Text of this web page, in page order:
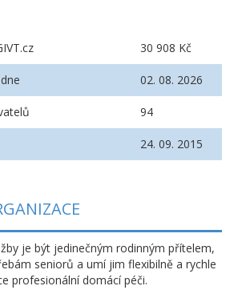
30 908 Kč
02. 08. 2026
94
24. 09. 2015
je být jedinečným rodinným přítelem,
seniorů a umí jim flexibilně a rychle
profesionální domácí péči.